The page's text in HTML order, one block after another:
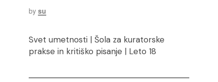
by su
Svet umetnosti | Šola za kuratorske
prakse in kritiško pisanje | Leto 18